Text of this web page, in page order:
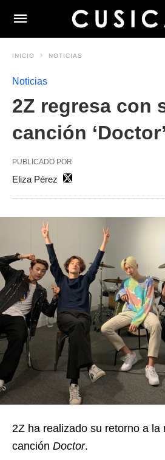
INICIO NOTICIAS
Noticias
2Z regresa con
canción ‘Doctor’
PUBLICADO POR
Eliza Pérez
2Z ha realizado su retorno a la
canción Doctor.